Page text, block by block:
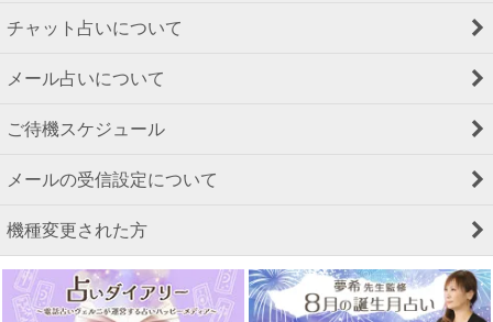
チャット占いについて
メール占いについて
ご待機スケジュール
メールの受信設定について
機種変更された方